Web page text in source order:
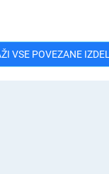
VSE POVEZANE